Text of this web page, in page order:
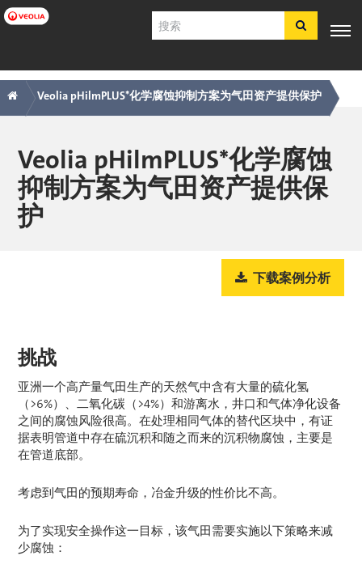
跳
转
要
内
容
搜
索
主
导
专业知
识
行业应
用
产品与服
务
客户支
持
工具
电子商
店​​​​​​​
SDS
COA
简介
招贤纳士
痕
迹
航
Veolia pHilmPLUS*化学腐蚀抑制方案为气田资产提供保护
Veolia pHilmPLUS*化学腐蚀
抑制方案为气田资产提供保
护
下载案例分析
挑战
亚洲一个高产量气田生产的天然气中含有大量的硫化氢
（>6%）、二氧化碳（>4%）和游离水，井口和气体净化设备
之间的腐蚀风险很高。在处理相同气体的替代区块中，有证
据表明管道中存在硫沉积和随之而来的沉积物腐蚀，主要是
在管道底部。
考虑到气田的预期寿命，冶金升级的性价比不高。
为了实现安全操作这一目标，该气田需要实施以下策略来减
少腐蚀：